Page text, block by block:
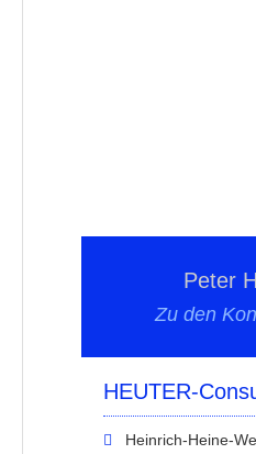
Peter
Zu den
HEUTER-
Heinrich-Heine-